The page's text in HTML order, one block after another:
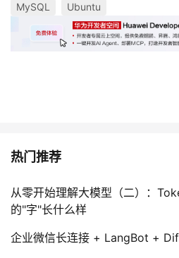
MySQL Ubuntu
热门推荐
从零开始理解大模型（二）：
的"字"长什么样
企业微信长连接 + LangBot +